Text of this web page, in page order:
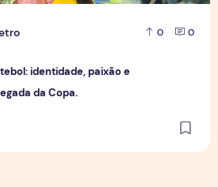
0 0
identidade, paixão e
da Copa.